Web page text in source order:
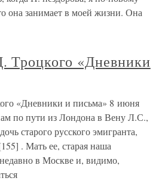
она занимает в моей жизни. Она
Троцкого «Дневники
«Дневники и письма» 8 июня
по пути из Лондона в Вену Л.С.,
старого русского эмигранта,
. Мать ее, старая наша
в Москве и, видимо,